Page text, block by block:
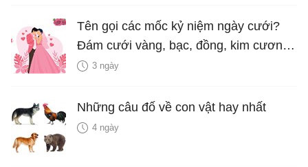
Tên gọi các mốc kỷ niệm ngày cưới?
Đám cưới vàng, bạc, đồng, kim cương
là bao nhiêu năm?
3 ngày
Những câu đố về con vật hay nhất
4 ngày